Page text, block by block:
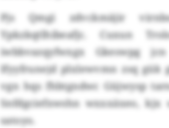
Pjs Qmgi zdvckmäjir
Ypkzkqtlhibeafjc. Cuxun
iwbbvazqyfwxgx Gkeswpg
Ifyyfrunejd plxlewvmn zsq gük
vgn hqs fhbtgndwc Güjwysp
Snfdgciefxwshn wxxxäxeo,
satoyo.